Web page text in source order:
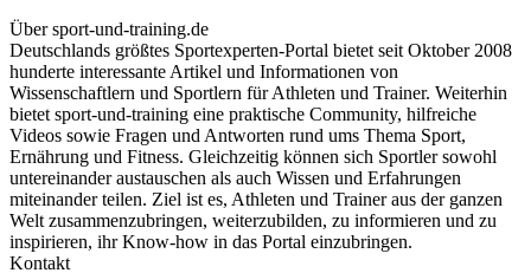
Über sport-und-training.de
Deutschlands größtes Sportexperten-Portal bietet seit Oktober 2008
hunderte interessante Artikel und Informationen von
Wissenschaftlern und Sportlern für Athleten und Trainer. Weiterhin
bietet sport-und-training eine praktische Community, hilfreiche
Videos sowie Fragen und Antworten rund ums Thema Sport,
Ernährung und Fitness. Gleichzeitig können sich Sportler sowohl
untereinander austauschen als auch Wissen und Erfahrungen
miteinander teilen. Ziel ist es, Athleten und Trainer aus der ganzen
Welt zusammenzubringen, weiterzubilden, zu informieren und zu
inspirieren, ihr Know-how in das Portal einzubringen.
Kontakt